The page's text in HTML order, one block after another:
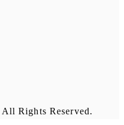
Rights Reserved.